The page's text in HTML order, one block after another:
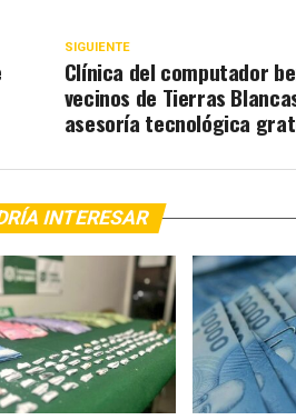
SIGUIENTE
Clínica del computador
vecinos de Tierras
asesoría tecnológica
INTERESAR